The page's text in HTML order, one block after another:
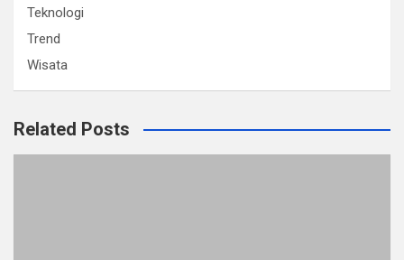
Teknologi
Trend
Wisata
Related Posts